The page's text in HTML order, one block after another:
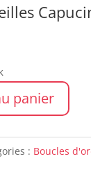
panier
: Boucles